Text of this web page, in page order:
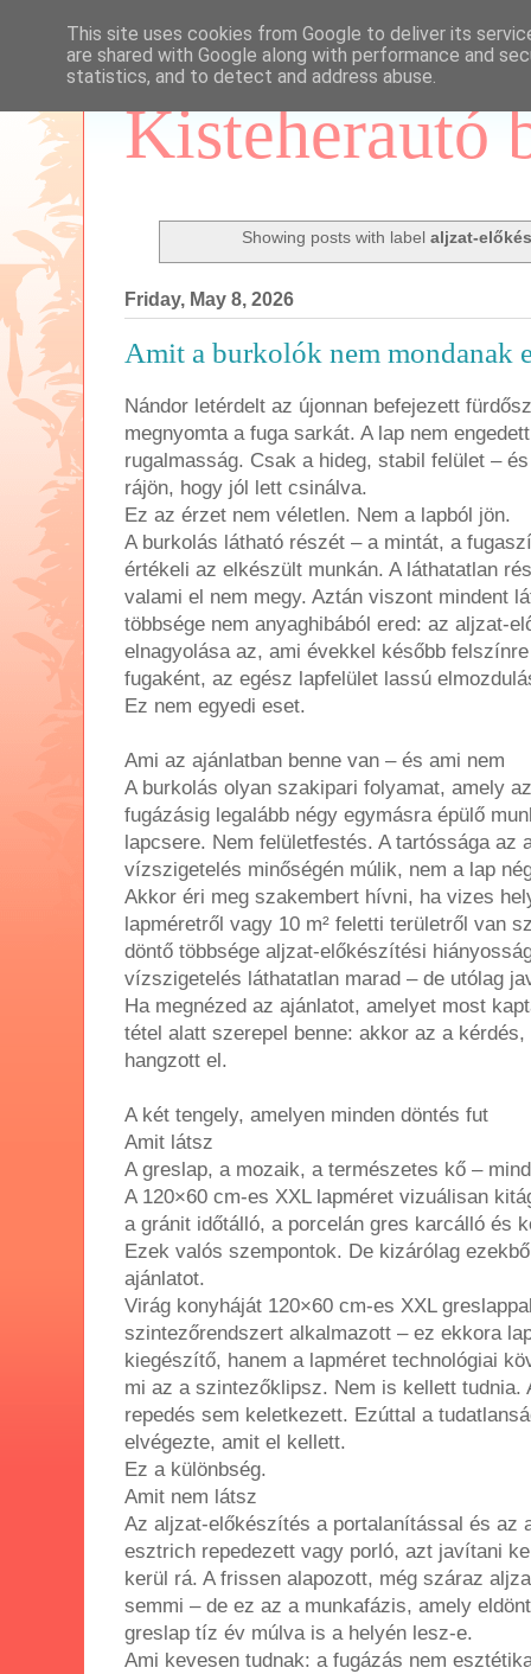
Kisteherautó
Showing posts with labelaljzat-
Friday, May 8, 2026
Amit a burkolók nem mondanak
Nándor letérdelt az újonnan befejezett
megnyomta a fuga sarkát. A lap nem
rugalmasság. Csak a hideg, stabil felület –
rájön, hogy jól lett csinálva.
Ez az érzet nem véletlen. Nem a lapból jön.
A burkolás látható részét – a mintát, a
értékeli az elkészült munkán. A láthatatlan
valami el nem megy. Aztán viszont mindent
többsége nem anyaghibából ered: az aljzat-
elnagyolása az, ami évekkel később
fugaként, az egész lapfelület lassú
Ez nem egyedi eset.
Ami az ajánlatban benne van – és ami nem
A burkolás olyan szakipari folyamat, amely
fugázásig legalább négy egymásra épülő
lapcsere. Nem felületfestés. A tartóssága az
vízszigetelés minőségén múlik, nem a lap
Akkor éri meg szakembert hívni, ha vizes
lapméretről vagy 10 m² feletti területről van
döntő többsége aljzat-előkészítési
vízszigetelés láthatatlan marad – de utólag
Ha megnézed az ajánlatot, amelyet most
tétel alatt szerepel benne: akkor az a
hangzott el.
A két tengely, amelyen minden döntés fut
Amit látsz
A greslap, a mozaik, a természetes kő –
A 120×60 cm-es XXL lapméret vizuálisan
a gránit időtálló, a porcelán gres karcálló és
Ezek valós szempontok. De kizárólag
ajánlatot.
Virág konyháját 120×60 cm-es XXL
szintezőrendszert alkalmazott – ez ekkora
kiegészítő, hanem a lapméret technológiai
mi az a szintezőklipsz. Nem is kellett tudnia.
repedés sem keletkezett. Ezúttal a
elvégezte, amit el kellett.
Ez a különbség.
Amit nem látsz
Az aljzat-előkészítés a portalanítással és az
esztrich repedezett vagy porló, azt javítani
kerül rá. A frissen alapozott, még száraz
semmi – de ez az a munkafázis, amely
greslap tíz év múlva is a helyén lesz-e.
Ami kevesen tudnak: a fugázás nem
This site uses cookies from Google to deliver its
are shared with Google along with performance and
statistics, and to detect and address abuse.